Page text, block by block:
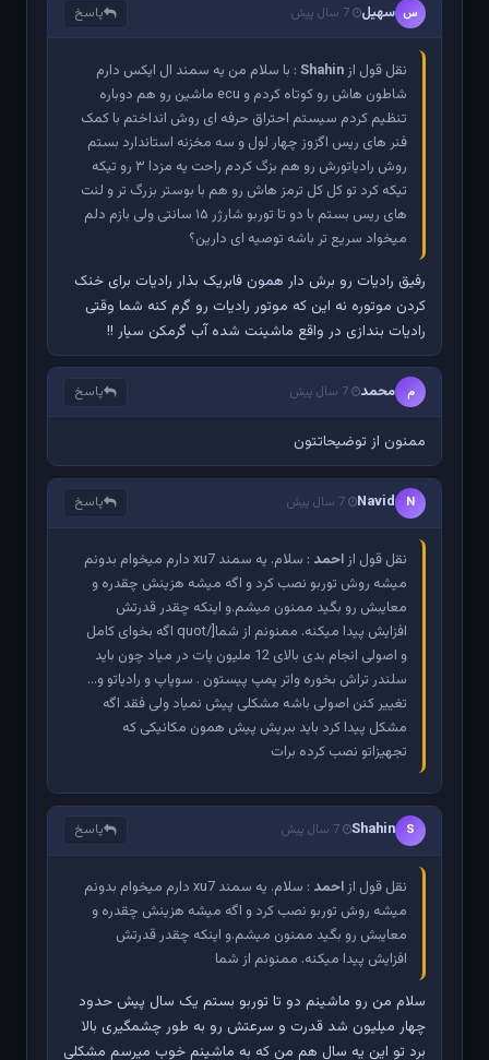
س سهیل 7 سال پیش پاسخ
نقل قول از Shahin: با سلام من یه سمند ال ایکس دارم
شاطون هاش رو کوتاه کردم و ecu ماشین رو هم دوباره
تنظیم کردم سیستم احتراق حرفه ای روش انداختم با کمک
فنر های ریس اگزوز چهار لول و سه مخزنه استاندارد بستم
روش رادیاتورش رو هم بزگ کردم راحت یه مزدا ۳ رو تیکه
تیکه کرد تو کل کل ترمز هاش رو هم با بوستر بزرگ تر و لنت
های ریس بستم با دو تا توربو شارژر ۱۵ سانتی ولی بازم دلم
میخواد سریع تر باشه توصیه ای دارین؟
رفیق رادیات رو برش دار همون فابریک بذار رادیات برای خنک
کردن موتوره نه این که موتور رادیات رو گرم کنه شما وقتی
رادیات بندازی در واقع ماشینت شده آب گرمکن سیار !!
م محمد 7 سال پیش پاسخ
ممنون از توضیحاتتون
N
Navid 7 سال پیش پاسخ
نقل قول ازاحمد
: سلام. یه سمند xu7 دارم میخوام بدونم
میشه روش توربو نصب کرد و اگه میشه هزینش چقدره و
معایبش رو بگید ممنون میشم.و اینکه چقدر قدرتش
افزایش پیدا میکنه. ممنونم از شما[/quot اگه بخوای کامل
و اصولی انجام بدی بالای 12 ملیون پات در میاد چون باید
سلندر تراش بخوره واتر پمپ پیستون . سوپاپ و رادیاتو و...
تغییر کنن اصولی باشه مشکلی پیش نمیاد ولی فقد اگه
مشکل پیدا کرد باید ببریش پیش همون مکانیکی که
تجهیزاتو نصب کرده برات
S
Shahin 7 سال پیش پاسخ
نقل قول ازاحمد
: سلام. یه سمند xu7 دارم میخوام بدونم
میشه روش توربو نصب کرد و اگه میشه هزینش چقدره و
معایبش رو بگید ممنون میشم.و اینکه چقدر قدرتش
افزایش پیدا میکنه. ممنونم از شما
سلام من رو ماشینم دو تا توربو بستم یک سال پیش حدود
چهار میلیون شد قدرت و سرعتش رو به طور چشمگیری بالا
برد تو این یه سال هم من که به ماشینم خوب میرسم مشکلی